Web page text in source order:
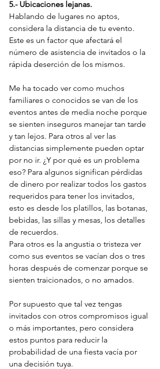
5.- Ubicaciones lejanas.
Hablando de lugares no aptos,
considera la distancia de tu evento.
Este es un factor que afectará el
número de asistencia de invitados o la
rápida deserción de los mismos.
Me ha tocado ver como muchos
familiares o conocidos se van de los
eventos antes de media noche porque
se sienten inseguros manejar tan tarde
y tan lejos. Para otros al ver las
distancias simplemente pueden optar
por no ir. ¿Y por qué es un problema
eso? Para algunos significan pérdidas
de dinero por realizar todos los gastos
requeridos para tener los invitados,
esto es desde los platillos, las botanas,
bebidas, las sillas y mesas, los detalles
de recuerdos.
Para otros es la angustia o tristeza ver
como sus eventos se vacían dos o tres
horas después de comenzar porque se
sienten traicionados, o no amados.
Por supuesto que tal vez tengas
invitados con otros compromisos igual
o más importantes, pero considera
estos puntos para reducir la
probabilidad de una fiesta vacía por
una decisión tuya.